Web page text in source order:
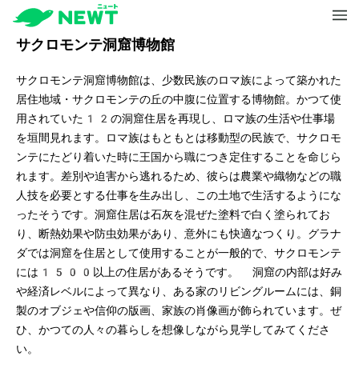
サクロモンテ洞窟博物館
サクロモンテ洞窟博物館は、少数民族のロマ族によって築かれた
居住地域・サクロモンテの丘の中腹に位置する博物館。かつて使
用されていた12の洞窟住居を再現し、ロマ族の生活や仕事場
を垣間見れます。ロマ族はもともとは移動型の民族で、サクロモ
ンテにたどり着いた時に王国から職につき定住することを命じら
れます。差別や迫害から逃れるため、彼らは農業や織物などの職
人技を必要とする仕事を生み出し、この土地で生活するようにな
ったそうです。洞窟住居は石灰を混ぜた塗料で白く塗られてお
り、断熱効果や防虫効果があり、意外にも快適なつくり。グラナ
ダでは洞窟を住居として使用することが一般的で、サクロモンテ
には1500以上の住居があるそうです。 洞窟の内部は好み
や経済レベルによって異なり、ある家のリビングルームには、銅
製のオブジェや信仰の版画、家族の肖像画が飾られています。ぜ
ひ、かつての人々の暮らしを想像しながら見学してみてくださ
い。